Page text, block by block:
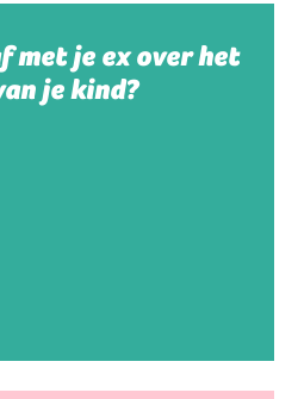
met je ex over het
je kind?